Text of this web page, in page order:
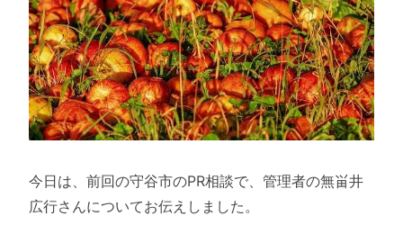
今日は、前回の守谷市のPR相談で、管理者の無畄井
広行さんについてお伝えしました。